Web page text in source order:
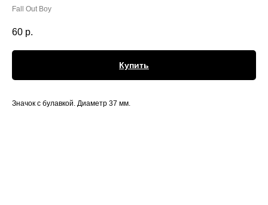
Fall Out Boy
60 р.
Купить
Значок с булавкой. Диаметр 37 мм.